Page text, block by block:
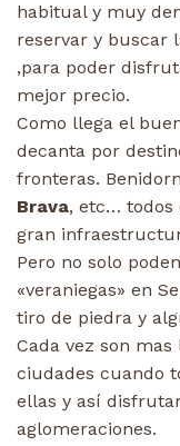
habitual y muy
reservar y buscar
,para poder
mejor precio.
Como llega el
decanta por
fronteras.
Brava, etc… todos
gran
Pero no solo
«veraniegas» en
tiro de piedra y
Cada vez son
ciudades cuando
ellas y así
aglomeraciones.